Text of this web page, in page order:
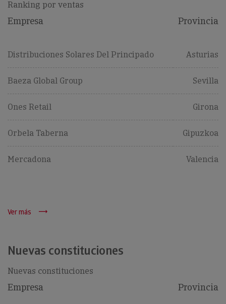
Ranking por ventas
Empresa Provincia
Distribuciones Solares Del Principado Asturias
Baeza Global Group Sevilla
Ones Retail Girona
Orbela Taberna Gipuzkoa
Mercadona Valencia
Ver más
Nuevas constituciones
Nuevas constituciones
Empresa Provincia